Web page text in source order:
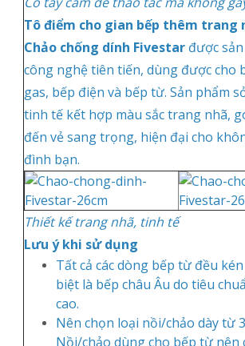
Tô điểm cho gian bếp thêm trang
Chảo chống dính Fivestar được
công nghệ tiên tiến, dùng được cho
gas, bếp điện và bếp từ. Sản phẩm
tinh tế kết hợp màu sắc trang nhã,
đến vẻ sang trọng, hiện đại cho
đình bạn.
Thiết kế trang nhã, tinh tế
Lưu ý khi sử dụng
Tất cả các dòng bếp từ đều
biệt là bếp châu Âu do tiêu
cao.
Nên chọn loại nồi/chảo dày từ
Nồi/chảo dùng cho bếp từ nên